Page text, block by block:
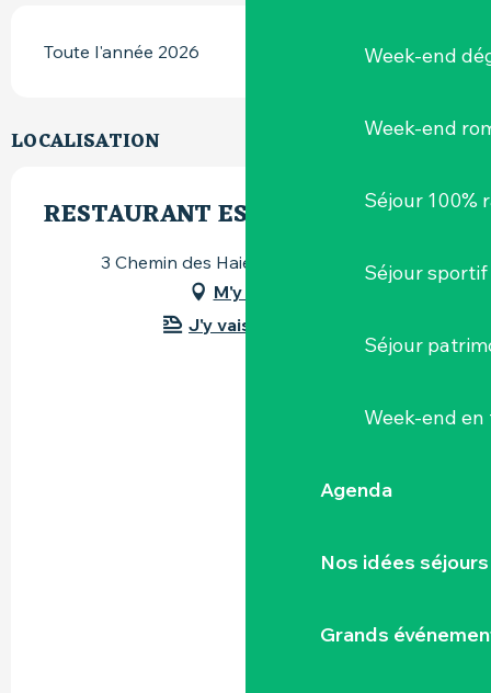
Week-end
Week-end
Séjour 100%
Séjour sportif
Séjour
Week-end
Agenda
Nos idées séjours
Grands
Toute l'année 2026
LOCALISATION
RESTAURANT ESATCO GÉTIGNÉ
3 Chemin des Haies, 44190 Gétigné
M'y rendre
J'y vais en train !